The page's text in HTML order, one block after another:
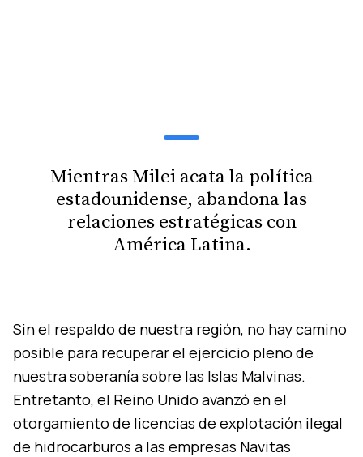
Mientras Milei acata la política
estadounidense, abandona las
relaciones estratégicas con
América Latina.
Sin el respaldo de nuestra región, no hay camino
posible para recuperar el ejercicio pleno de
nuestra soberanía sobre las Islas Malvinas.
Entretanto, el Reino Unido avanzó en el
otorgamiento de licencias de explotación ilegal
de hidrocarburos a las empresas Navitas